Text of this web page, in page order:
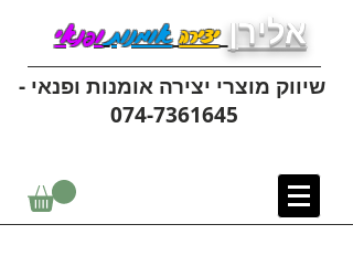
אלירן יצירהאומנותופנאי
שיווק מוצרי יצירה אומנות ופנאי -
074-7361645